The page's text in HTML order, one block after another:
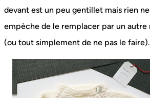
devant est un peu gentillet mais rien
empèche de le remplacer par un
(ou tout simplement de ne pas le faire).